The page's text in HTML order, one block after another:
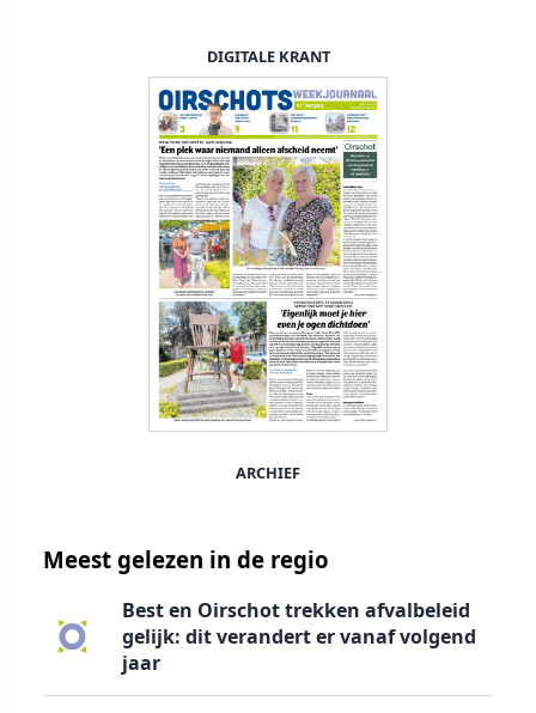
DIGITALE KRANT
ARCHIEF
Meest gelezen in de regio
Best en Oirschot trekken afvalbeleid
gelijk: dit verandert er vanaf volgend
jaar